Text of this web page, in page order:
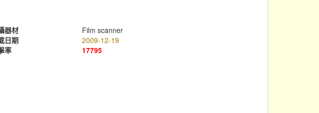
器材
Film scanner
日期
2009-12-19
率
17795